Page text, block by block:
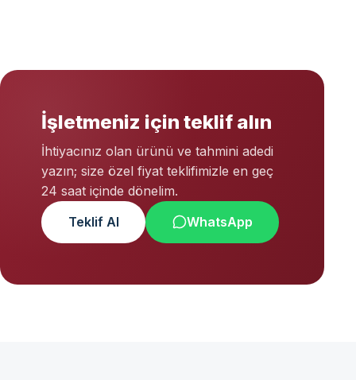
İşletmeniz için teklif alın
İhtiyacınız olan ürünü ve tahmini adedi
yazın; size özel fiyat teklifimizle en geç
24 saat içinde dönelim.
Teklif Al
WhatsApp